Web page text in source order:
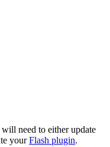
need to either update
yourFlash plugin.